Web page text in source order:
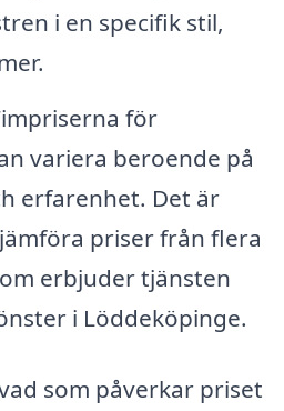
i en specifik stil,
för
variera beroende på
erfarenhet. Det är
priser från flera
erbjuder tjänsten
i Löddeköpinge.
som påverkar priset